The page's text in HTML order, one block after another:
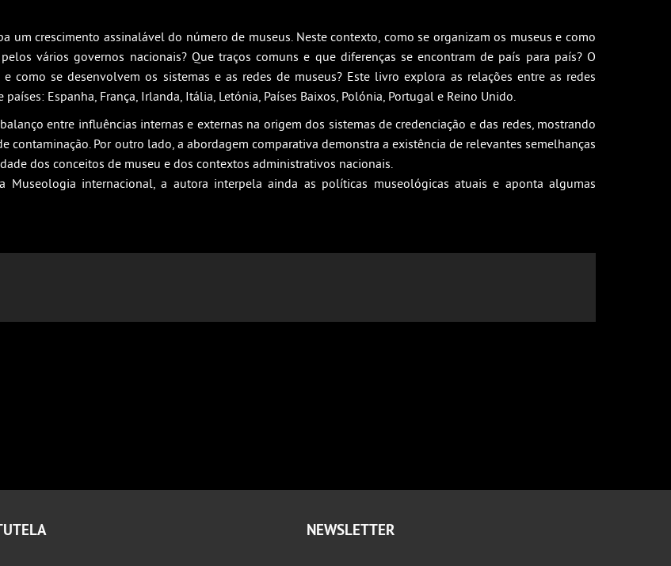
um crescimento assinalável do número de museus. Neste contexto, como se organizam os museus e como
vários governos nacionais? Que traços comuns e que diferenças se encontram de país para país? O
como se desenvolvem os sistemas e as redes de museus? Este livro explora as relações entre as redes
Espanha, França, Irlanda, Itália, Letónia, Países Baixos, Polónia, Portugal e Reino Unido.
entre influências internas e externas na origem dos sistemas de credenciação e das redes, mostrando
contaminação. Por outro lado, a abordagem comparativa demonstra a existência de relevantes semelhanças
dos conceitos de museu e dos contextos administrativos nacionais.
internacional, a autora interpela ainda as políticas museológicas atuais e aponta algumas
NEWSLETTER